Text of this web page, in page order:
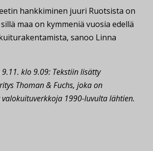
hankkiminen juuri Ruotsista on
maa on kymmeniä vuosia edellä
sanoo Linna
klo 9.09: Tekstiin lisätty
Thoman & Fuchs, joka on
1990-luvulta lähtien.